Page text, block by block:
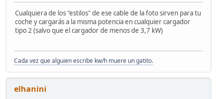
Cualquiera de los "estilos" de ese cable de la foto sirven para tu
coche y cargarás a la misma potencia en cualquier cargador
tipo 2 (salvo que el cargador de menos de 3,7 kW)
Cada vez que alguien escribe kw/h muere un gatito.
elhanini